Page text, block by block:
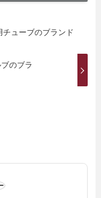
チューブのブランド
のブラ